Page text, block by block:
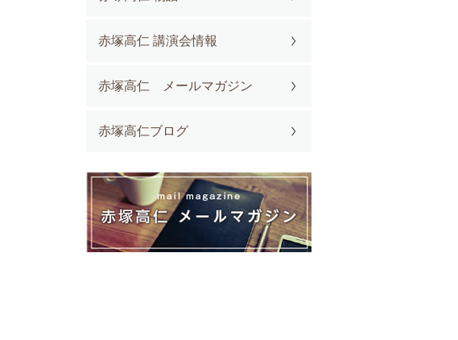
赤塚高仁 講演会情報
赤塚高仁 メールマガジン
赤塚高仁ブログ